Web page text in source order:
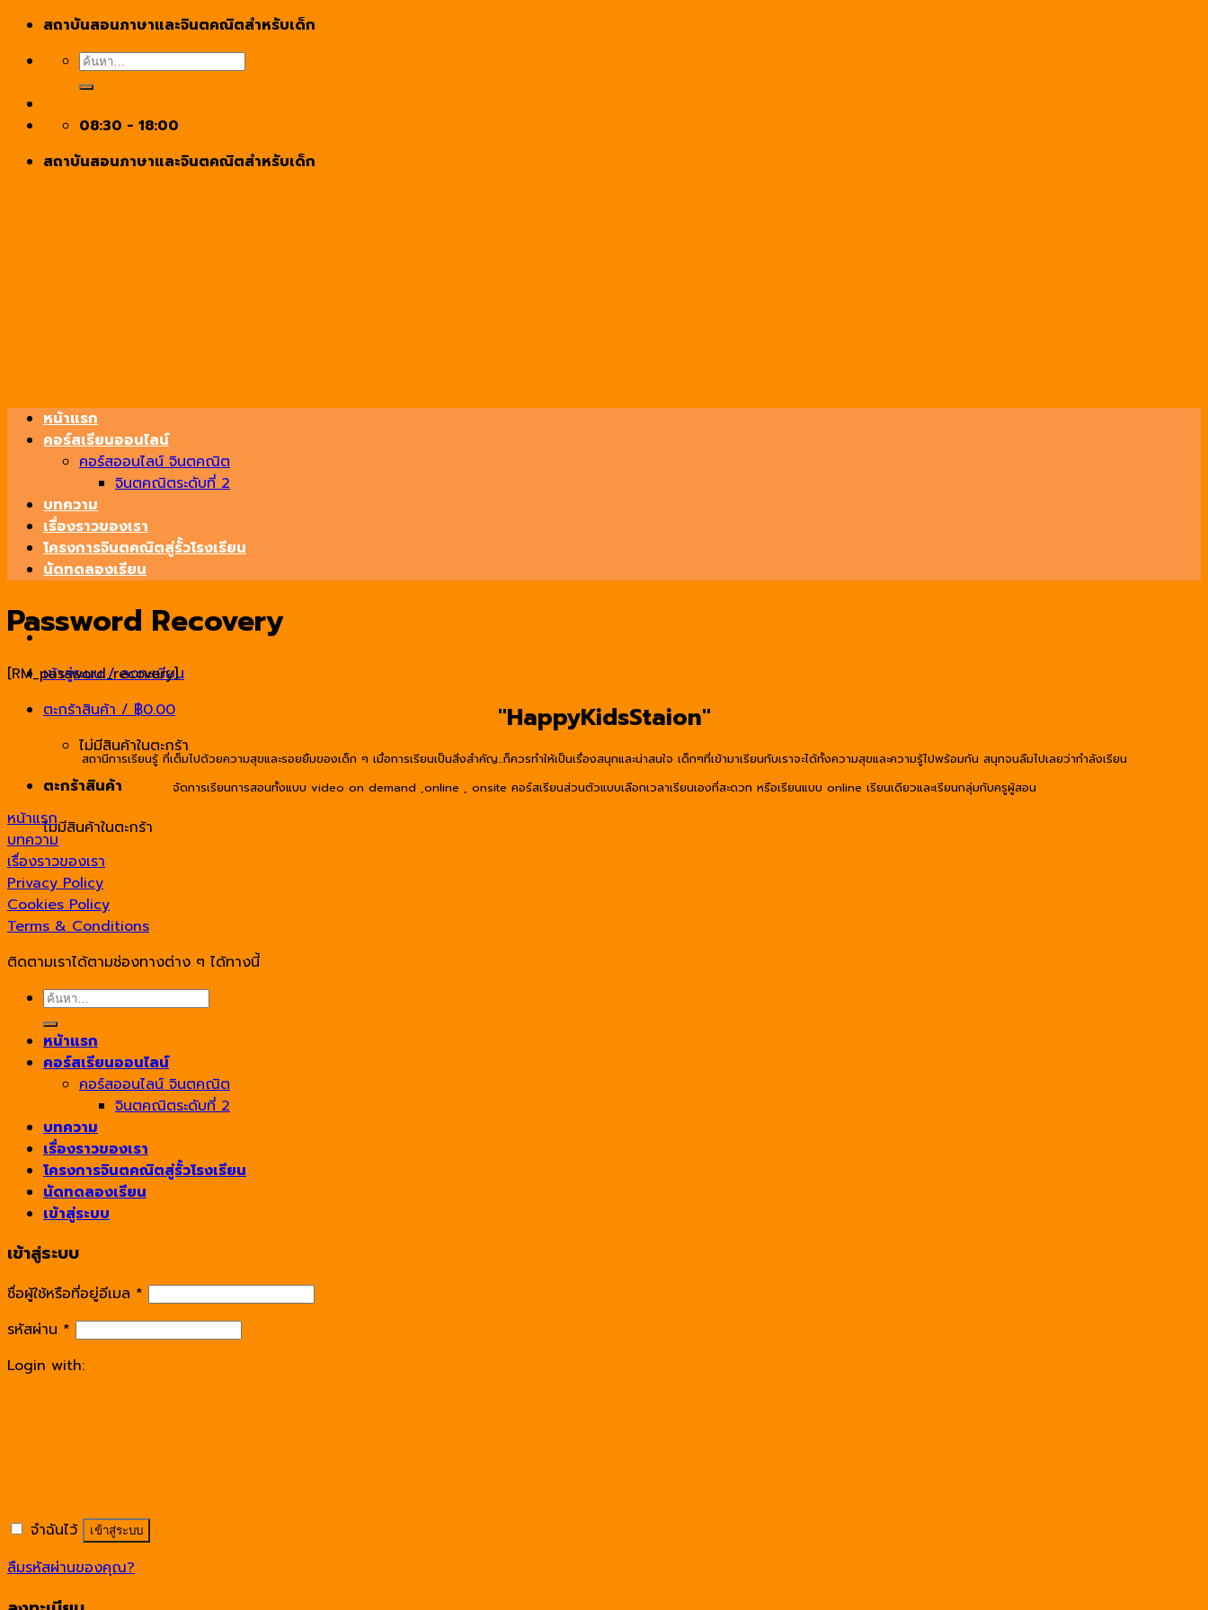
Skip
content
สถาบันสอนภาษาและจินตคณิตสำหรับเด็ก
ค้นหา:
08:30 - 18:00
สถาบันสอนภาษาและจินตคณิตสำหรับเด็ก
เข้าสู่ระบบ / ลงทะเบียน
ตะกร้าสินค้า /฿0.00
ไม่มีสินค้าในตะกร้า
ตะกร้าสินค้า
ไม่มีสินค้าในตะกร้า
หน้าแรก
คอร์สเรียนออนไลน์
คอร์สออนไลน์ จินตคณิต
จินตคณิตระดับที่ 2
บทความ
เรื่องราวของเรา
โครงการจินตคณิตสู่รั้วโรงเรียน
นัดทดลองเรียน
Password Recovery
[RM_password_recovery]
"HappyKidsStaion"
สถานีการเรียนรู้ ที่เต็มไปด้วยความสุขและรอยยิ้มของเด็ก ๆ เมื่อการเรียนเป็นสิ่งสำคัญ...ก็ควรทำให้เป็นเรื่องสนุกและน่าสนใจ เด็กๆที่เข้ามาเรียนกับเราจะได้ทั้งความสุขและความรู้ไปพร้อมกัน สนุกจนลืมไปเลยว่ากำลังเรียน
จัดการเรียนการสอนทั้งแบบ video on demand ,online , onsite คอร์สเรียนส่วนตัวแบบเลือกเวลาเรียนเองที่สะดวก หรือเรียนแบบ online เรียนเดียวและเรียนกลุ่มกับครูผู้สอน
หน้าแรก
บทความ
เรื่องราวของเรา
Privacy Policy
Cookies Policy
Terms & Conditions
ติดตามเราได้ตามช่องทางต่าง ๆ ได้ทางนี้
ค้นหา:
หน้าแรก
คอร์สเรียนออนไลน์
คอร์สออนไลน์ จินตคณิต
จินตคณิตระดับที่ 2
บทความ
เรื่องราวของเรา
โครงการจินตคณิตสู่รั้วโรงเรียน
นัดทดลองเรียน
เข้าสู่ระบบ
เข้าสู่ระบบ
ชื่อผู้ใช้หรือที่อยู่อีเมล *
รหัสผ่าน *
Login with:
จำฉันไว้ เข้าสู่ระบบ
ลืมรหัสผ่านของคุณ?